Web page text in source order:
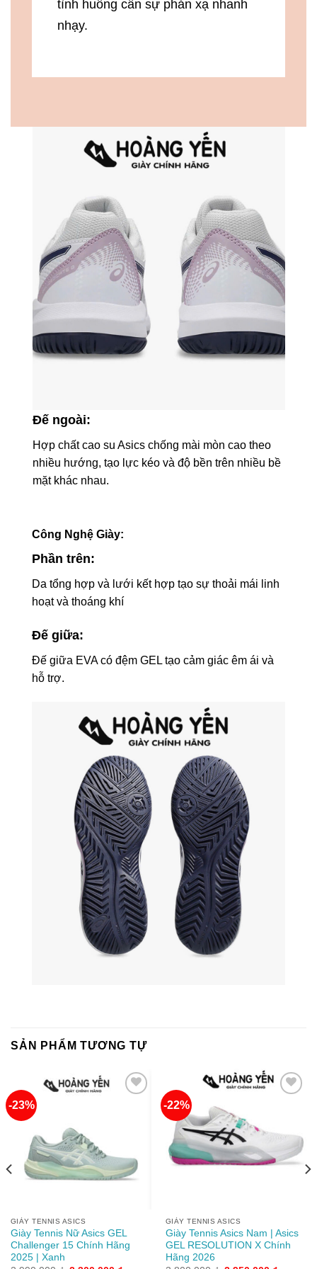
tình huống cần sự phản xạ nhanh
nhạy.
Đế ngoài:
Hợp chất cao su Asics chống mài mòn cao theo
nhiều hướng, tạo lực kéo và độ bền trên nhiều bề
mặt khác nhau.
Công Nghệ Giày:
Phần trên:
Da tổng hợp và lưới kết hợp tạo sự thoải mái linh
hoạt và thoáng khí
Đế giữa:
Đế giữa EVA có đệm GEL tạo cảm giác êm ái và
hỗ trợ.
SẢN PHẨM TƯƠNG TỰ
-23%
GIÀY TENNIS ASICS
Giày Tennis Nữ Asics GEL
Challenger 15 Chính Hãng
2025 | Xanh
-22%
wishlist
GIÀY TENNIS ASICS
Giày Tennis Asics Nam | Asics
GEL RESOLUTION X Chính
Hãng 2026